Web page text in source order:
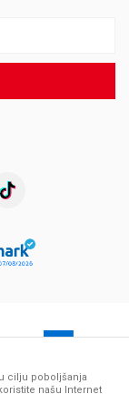
cilju poboljšanja
našu Internet